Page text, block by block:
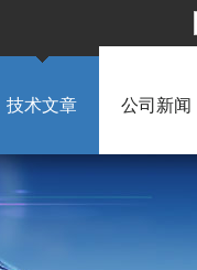
技术文章 公司新闻